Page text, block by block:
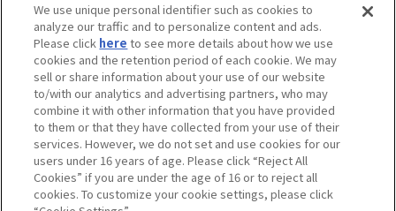
採用情報
サステナビリティ
お問い合わせ
ウェブサイトご利用条件 ソーシャルメディアポリシー
個人情報及び特定個人情報等の取り扱いに関する保護方針
Do Not Sell or Share My Personal Information著作権・商標について
We use unique personal identifier such as cookies to
analyze our traffic and to personalize content and ads.
Please click here to see more details about how we use
cookies and the retention period of each cookie. We may
sell or share information about your use of our website
to/with our analytics and advertising partners, who may
combine it with other information that you have provided
to them or that they have collected from your use of their
services. However, we do not set and use cookies for our
users under 16 years of age. Please click “Reject All
Cookies” if you are under the age of 16 or to reject all
cookies. To customize your cookie settings, please click